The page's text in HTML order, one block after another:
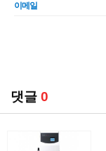
이메일
댓글 0